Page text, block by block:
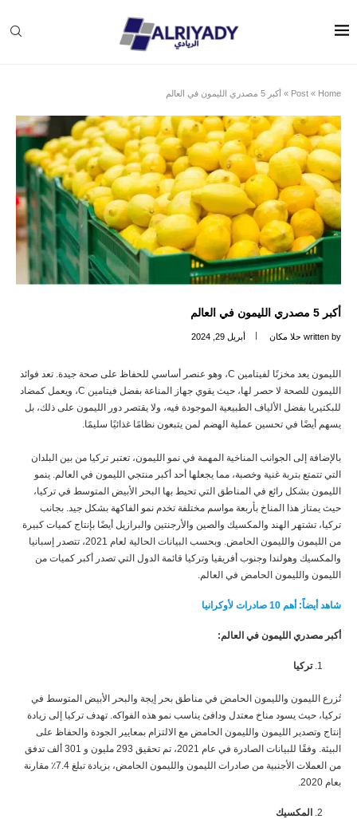
Home
»
Post
» أكبر 5 مصدري الليمون في العالم
أكبر 5 مصدري الليمون في العالم
written by حلا مكان أبريل 29, 2024
الليمون يعد مخزنًا لفيتامين C، وهو عنصر أساسي للحفاظ على صحة جيدة. تعد فوائد
الليمون للصحة لا حصر لها، حيث يقوي جهاز المناعة بفضل فيتامين C، ويعمل كمضاد
للبكتيريا بفضل الألياف الطبيعية الموجودة فيه، ولا يقتصر دور الليمون على ذلك، بل
يسهم أيضًا في تحسين عملية الهضم لمن يتبعون نظامًا غذائيًا سليمًا.
بالإضافة إلى الجوانب المناخية المهمة في نمو الليمون، تعتبر تركيا من بين البلدان
التي تتمتع بتربة غنية وخصبة، مما يجعلها أحد أكبر منتجي الليمون في العالم. ينمو
الليمون بشكل رائع في المناطق التي تحيط بها البحر الأبيض المتوسط في تركيا،
حيث يمتاز هذا المناخ بأربعة مواسم مختلفة تخدم نمو الفاكهة بشكل جيد. بجانب
تركيا، تشتهر الهند والمكسيك والصين والأرجنتين والبرازيل أيضًا بإنتاج كميات كبيرة
من الليمون والليمون الحامض. وبحسب البيانات الحالية لعام 2021، تتصدر إسبانيا
والمكسيك وهولندا وجنوب أفريقيا وتركيا قائمة الدول التي تصدر أكبر كميات من
الليمون والليمون الحامض في العالم.
شاهد أيضاً: أهم 10 صادرات لأوكرانيا
أكبر مصدري الليمون في العالم:
تركيا
تُزرع الليمون والليمون الحامض في مناطق بحر إيجة والبحر الأبيض المتوسط في
تركيا، حيث يسود مناخ معتدل ودافئ يناسب نمو هذه الفواكه. تهدف تركيا إلى زيادة
إنتاج وتصدير الليمون والليمون الحامض مع الالتزام بمعايير الجودة والحفاظ على
البيئة. وفقًا للبيانات الصادرة في عام 2021، تم تحقيق 293 مليون و 301 ألف تدفق
من العملات الأجنبية من صادرات الليمون والليمون الحامض، بزيادة تبلغ 7.4٪ مقارنة
بعام 2020.
المكسيك